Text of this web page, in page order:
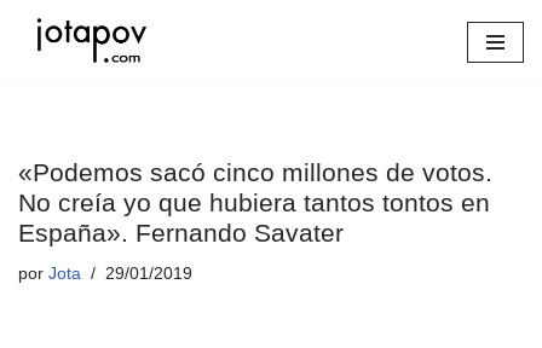
«Podemos sacó cinco millones de votos.
No creía yo que hubiera tantos tontos en
España». Fernando Savater
por Jota 29/01/2019